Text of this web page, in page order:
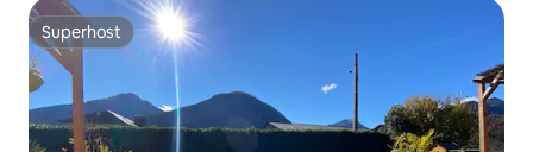
Superhost
Superhost